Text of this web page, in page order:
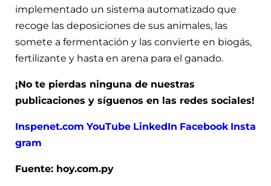
implementado un sistema automatizado que
recoge las deposiciones de sus animales, las
somete a fermentación y las convierte en biogás,
fertilizante y hasta en arena para el ganado.
¡No te pierdas ninguna de nuestras
publicaciones y síguenos en las redes sociales!
Inspenet.com YouTube LinkedIn Facebook Insta
gram
Fuente: hoy.com.py